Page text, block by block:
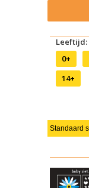
Leeftijd:
0+
14+